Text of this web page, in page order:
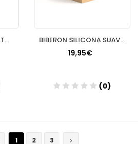
TETINA SILICONA ANATOMICA SUAVINEX T1M 2 U BIBERON SILICONA SUAVINEX INTENSE COLOUR + 3 MESES 1 UNIDAD 240 ML
19,95€
(0)
1
2 3